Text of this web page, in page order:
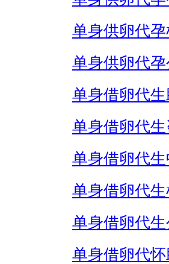
单身供卵代孕
单身供卵代孕
单身借卵代
单身借卵代生
单身借卵代
单身借卵代生
单身借卵代生
单身借卵代